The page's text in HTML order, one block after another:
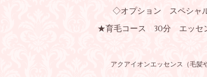
◇オプション スペシャ
★育毛コース 30分 エッセ
未購入の方
アクアイオンエッセンス（毛髪